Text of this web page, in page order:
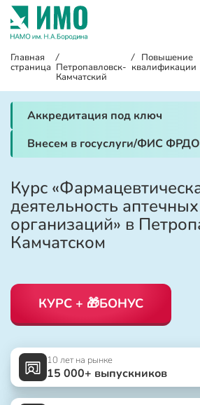
Главная
страница
/
Петропавловск-
Камчатский
/ Повышение
квалификации
Аккредитация под ключ
Внесем в госуслуги/ФИС ФРДО
Курс
деятельность аптечных
организаций» в
Камчатском
КУРС + 🎁БОНУС
10 лет на рынке
15 000+ выпускников